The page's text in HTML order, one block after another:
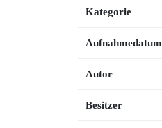
Kategorie
Aufnahmedatum
Autor
Besitzer